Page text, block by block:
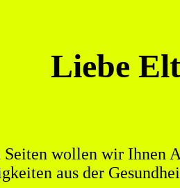
Liebe
wollen wir Ihnen
aus der